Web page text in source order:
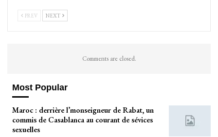
PREV NEXT
Comments are closed.
Most Popular
Maroc : derrière l’monseigneur de Rabat, un
commis de Casablanca au courant de sévices
sexuelles